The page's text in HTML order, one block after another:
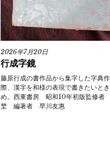
2026年7月20日
行成字鏡
藤原行成の書作品から集字した字典
際、漢字を和様の表現で書きたいと
め。西東書房 昭和10年初版監修者
埜 編著者 早川友惠